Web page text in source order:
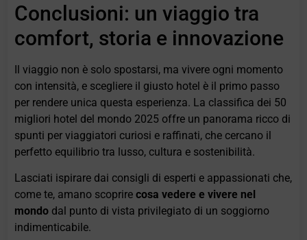
Conclusioni: un viaggio tra
comfort, storia e innovazione
Il viaggio non è solo spostarsi, ma vivere ogni momento
con intensità, e scegliere il giusto hotel è il primo passo
per rendere unica questa esperienza. La classifica dei 50
migliori hotel del mondo 2025 offre un panorama ricco di
spunti per viaggiatori curiosi e raffinati, che cercano il
perfetto equilibrio tra lusso, cultura e sostenibilità.
Lasciati ispirare dai consigli di esperti e appassionati che,
come te, amano scoprirecosa vedere e vivere nel
mondo dal punto di vista privilegiato di un soggiorno
indimenticabile.